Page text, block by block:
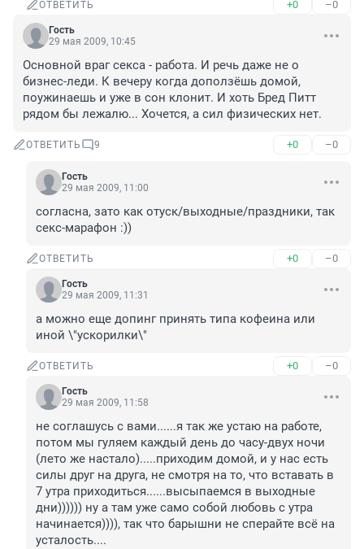
ОТВЕТИТЬ +0 –0
Гость
29 мая 2009, 10:45
Основной враг секса - работа. И речь даже не о
бизнес-леди. К вечеру когда доползёшь домой,
поужинаешь и уже в сон клонит. И хоть Бред Питт
ОТВЕТИТЬ 9 +0 –0
Гость
29 мая 2009, 11:00
согласна, зато как отуск/выходные/праздники, так
секс-марафон :))
ОТВЕТИТЬ +0 –0
Гость
29 мая 2009, 11:31
а можно еще допинг принять типа кофеина или
иной \"ускорилки\"
ОТВЕТИТЬ +0 –0
Гость
29 мая 2009, 11:58
не соглашусь с вами......я так же устаю на работе,
потом мы гуляем каждый день до часу-двух ночи
(лето же настало).....приходим домой, и у нас есть
силы друг на друга, не смотря на то, что вставать в
7 утра приходиться......высыпаемся в выходные
дни)))))) ну а там уже само собой любовь с утра
начинается)))), так что барышни не сперайте всё на
усталость....